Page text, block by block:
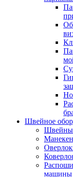
Швейное
машины